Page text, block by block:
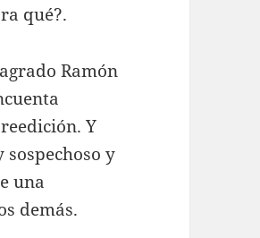
qué?.
Ramón
Y
sospechoso y
una
demás.